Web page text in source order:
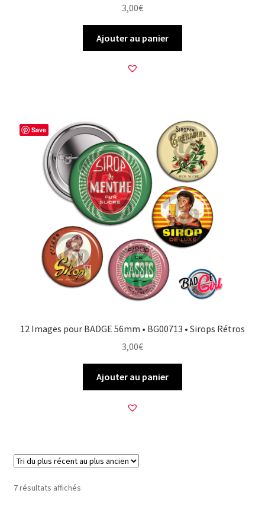
3,00€
Ajouter au panier
Save
12 Images pour BADGE 56mm • BG00713 • Sirops Rétros
3,00€
Ajouter au panier
7 résultats affichésTrié